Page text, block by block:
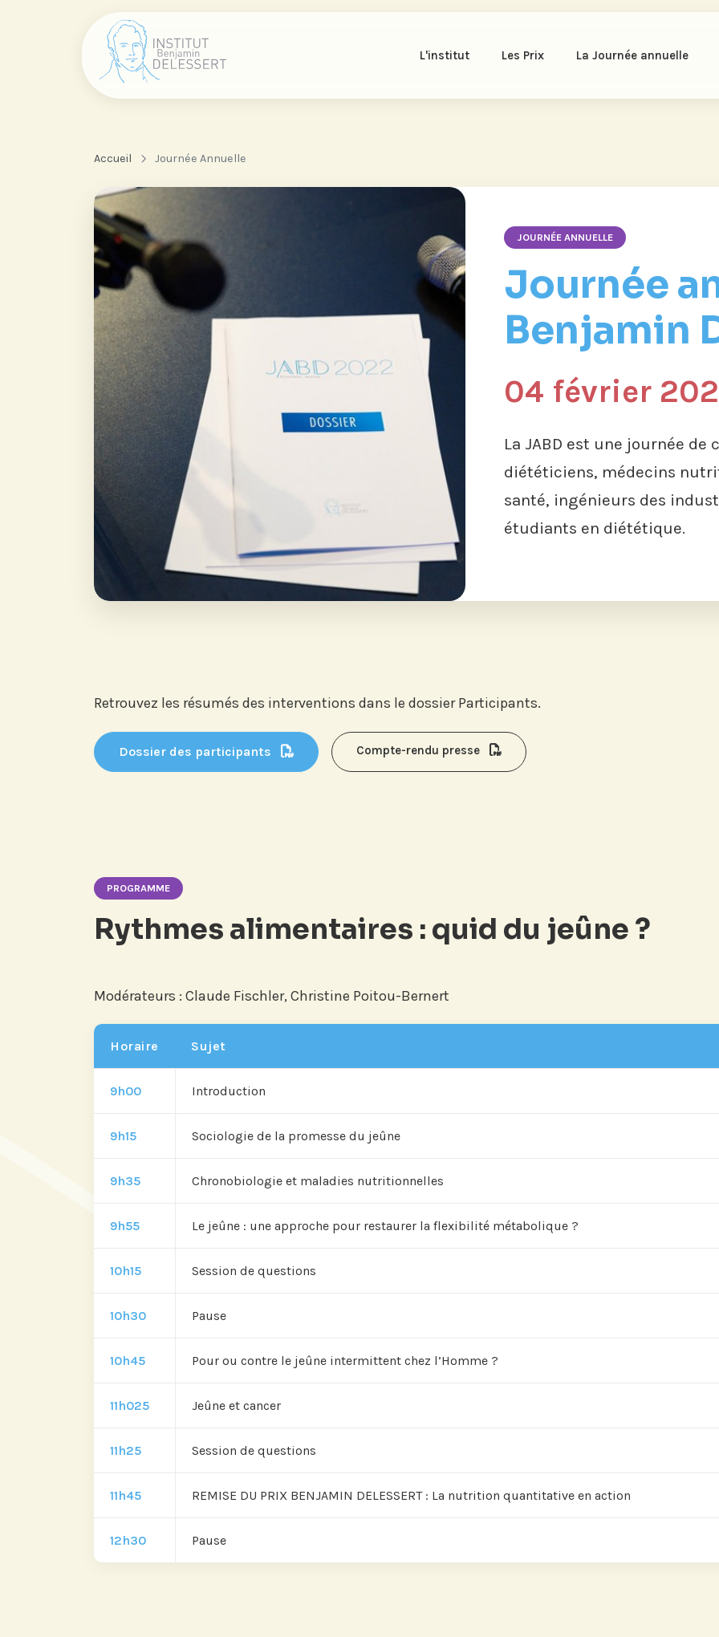
L'institut Les Prix La Journée annuelle
Accueil Journée Annuelle
JOURNÉE ANNUELLE
Journée
Benjamin
04 février
La JABD est une journée
diététiciens, médecins
santé, ingénieurs des
étudiants en diététique.
Retrouvez les résumés des interventions dans le dossier Participants.
Dossier des participants Compte-rendu presse
PROGRAMME
Rythmes alimentaires : quid du jeûne ?
Modérateurs : Claude Fischler, Christine Poitou-Bernert
Horaire Sujet
9h00 Introduction
9h15 Sociologie de la promesse du jeûne
9h35 Chronobiologie et maladies nutritionnelles
9h55 Le jeûne : une approche pour restaurer la flexibilité métabolique ?
10h15 Session de questions
10h30 Pause
10h45 Pour ou contre le jeûne intermittent chez l’Homme ?
11h025 Jeûne et cancer
11h25 Session de questions
11h45 REMISE DU PRIX BENJAMIN DELESSERT : La nutrition quantitative en action
12h30 Pause